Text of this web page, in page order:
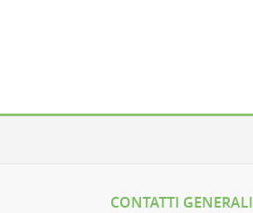
CONTATTI GENERALI